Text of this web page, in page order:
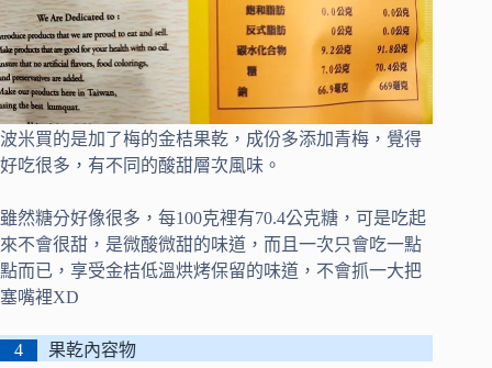
波米買的是加了梅的金桔果乾，成份多添加青梅，覺得
好吃很多，有不同的酸甜層次風味。
雖然糖分好像很多，每100克裡有70.4公克糖，可是吃起
來不會很甜，是微酸微甜的味道，而且一次只會吃一點
點而已，享受金桔低溫烘烤保留的味道，不會抓一大把
塞嘴裡XD
果乾內容物